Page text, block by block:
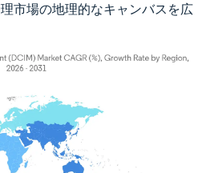
市場の地理的なキャンバスを広